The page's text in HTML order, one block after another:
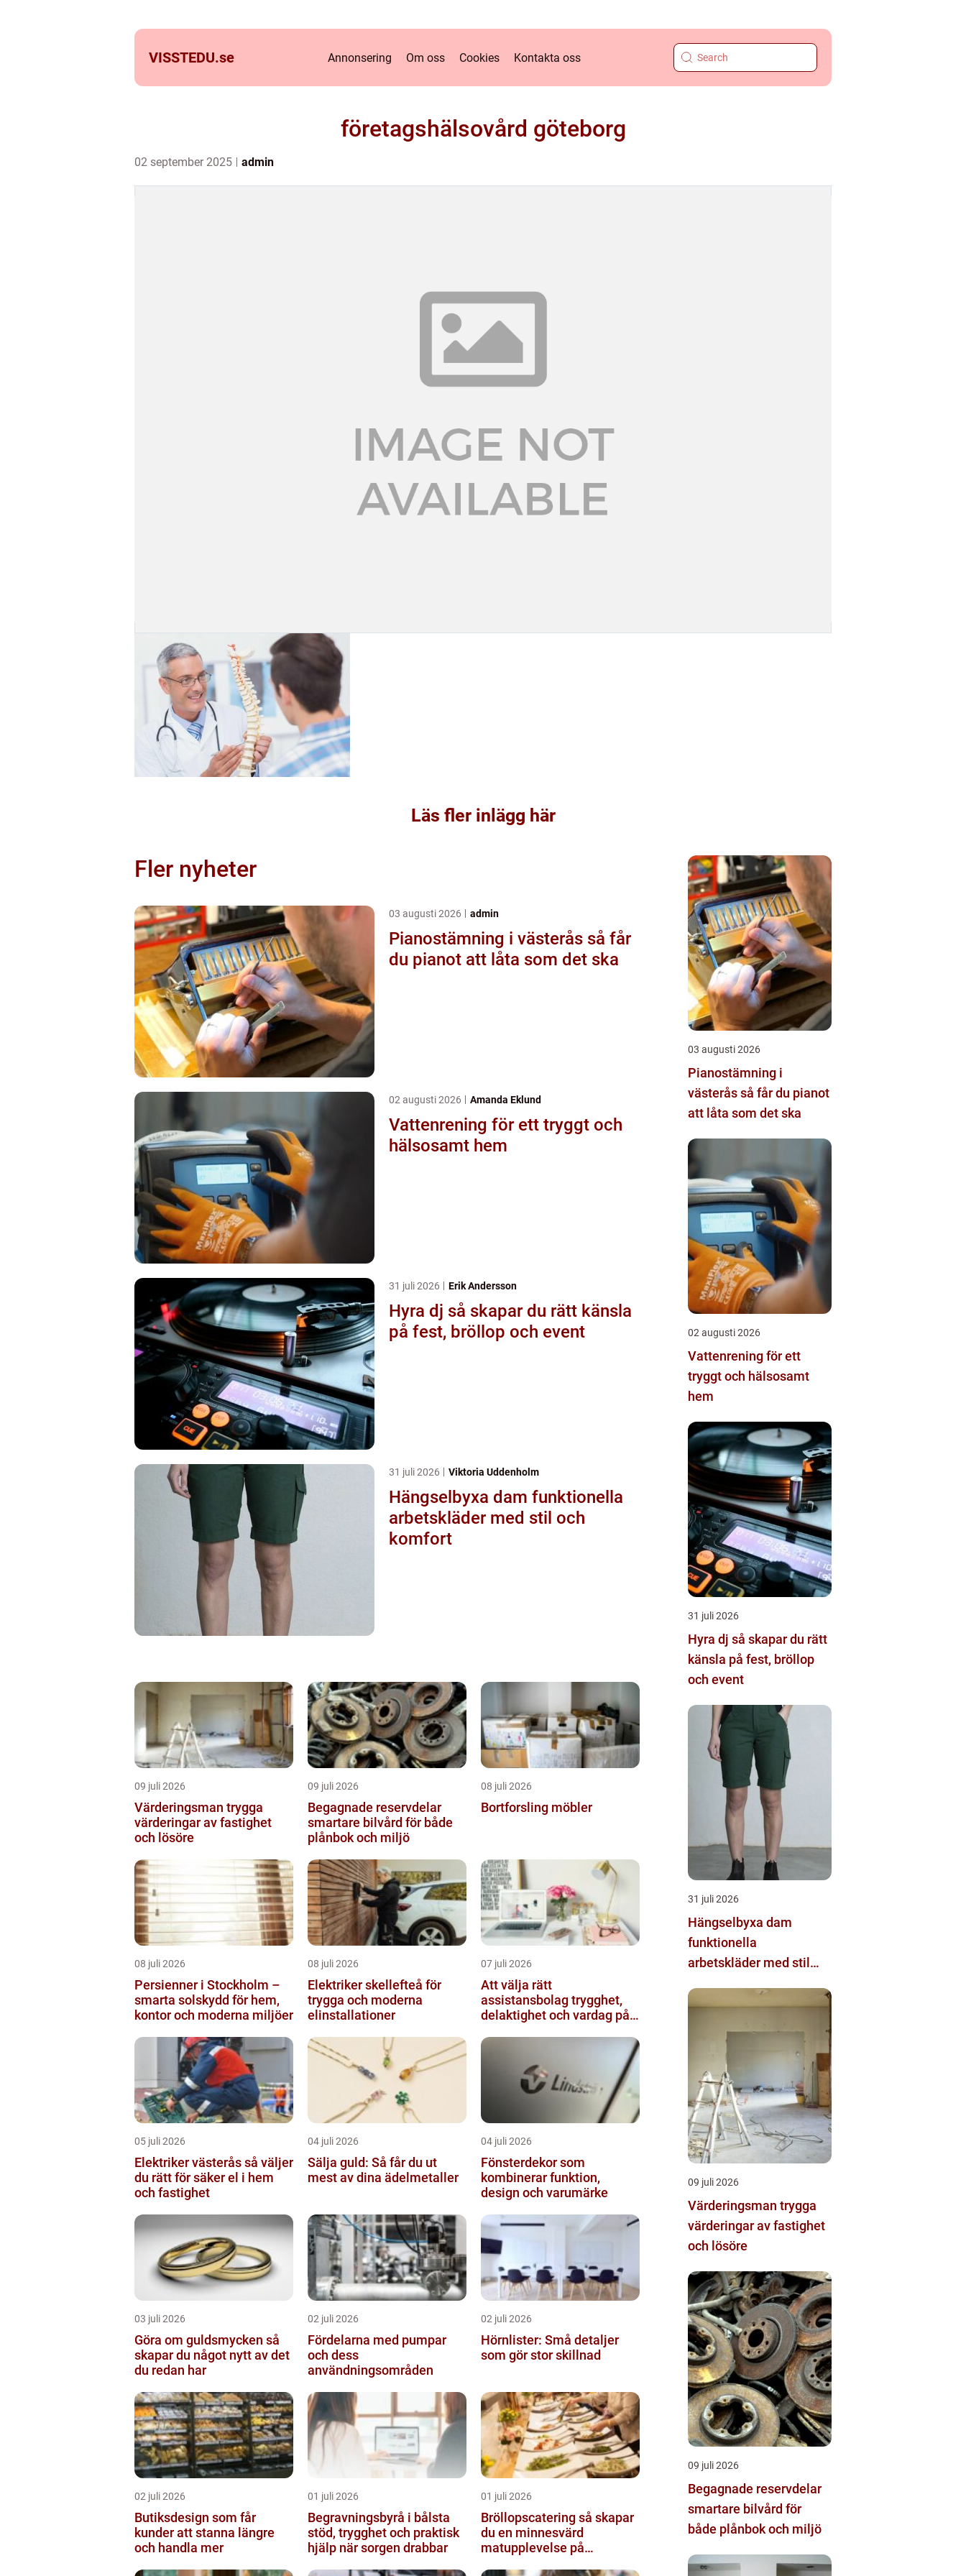
VISSTEDU.se Annonsering Om oss Cookies Kontakta oss
företagshälsovård göteborg
02 september 2025 admin
Läs fler inlägg här
Fler nyheter
03 augusti 2026 admin
Pianostämning i västerås så får
du pianot att låta som det ska
02 augusti 2026 Amanda Eklund
Vattenrening för ett tryggt och
hälsosamt hem
31 juli 2026 Erik Andersson
Hyra dj så skapar du rätt känsla
på fest, bröllop och event
31 juli 2026 Viktoria Uddenholm
Hängselbyxa dam funktionella
arbetskläder med stil och
komfort
09 juli 2026
Värderingsman trygga
värderingar av fastighet
och lösöre
09 juli 2026
Begagnade reservdelar
smartare bilvård för både
plånbok och miljö
08 juli 2026
Bortforsling möbler
08 juli 2026
Persienner i Stockholm –
smarta solskydd för hem,
kontor och moderna miljöer
08 juli 2026
Elektriker skellefteå för
trygga och moderna
elinstallationer
07 juli 2026
Att välja rätt
assistansbolag trygghet,
delaktighet och vardag på
05 juli 2026
Elektriker västerås så väljer
du rätt för säker el i hem
och fastighet
04 juli 2026
Sälja guld: Så får du ut
mest av dina ädelmetaller
04 juli 2026
Fönsterdekor som
kombinerar funktion,
design och varumärke
03 juli 2026
Göra om guldsmycken så
skapar du något nytt av det
du redan har
02 juli 2026
Fördelarna med pumpar
och dess
användningsområden
02 juli 2026
Hörnlister: Små detaljer
som gör stor skillnad
02 juli 2026
Butiksdesign som får
kunder att stanna längre
och handla mer
01 juli 2026
Begravningsbyrå i bålsta
stöd, trygghet och praktisk
hjälp när sorgen drabbar
01 juli 2026
Bröllopscatering så skapar
du en minnesvärd
matupplevelse på
03 augusti 2026
Pianostämning i
västerås så får du pianot
att låta som det ska
02 augusti 2026
Vattenrening för ett
tryggt och hälsosamt
hem
31 juli 2026
Hyra dj så skapar du rätt
känsla på fest, bröllop
och event
31 juli 2026
Hängselbyxa dam
funktionella
arbetskläder med stil
09 juli 2026
Värderingsman trygga
värderingar av fastighet
och lösöre
09 juli 2026
Begagnade reservdelar
smartare bilvård för
både plånbok och miljö